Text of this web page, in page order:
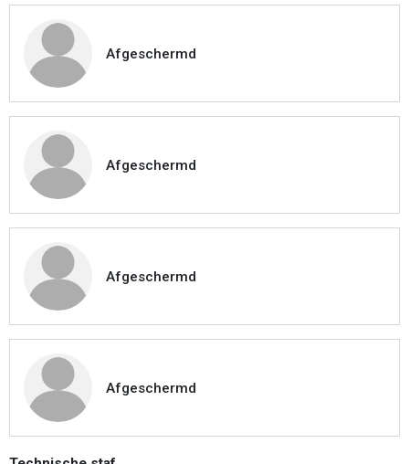
Afgeschermd
Afgeschermd
Afgeschermd
Afgeschermd